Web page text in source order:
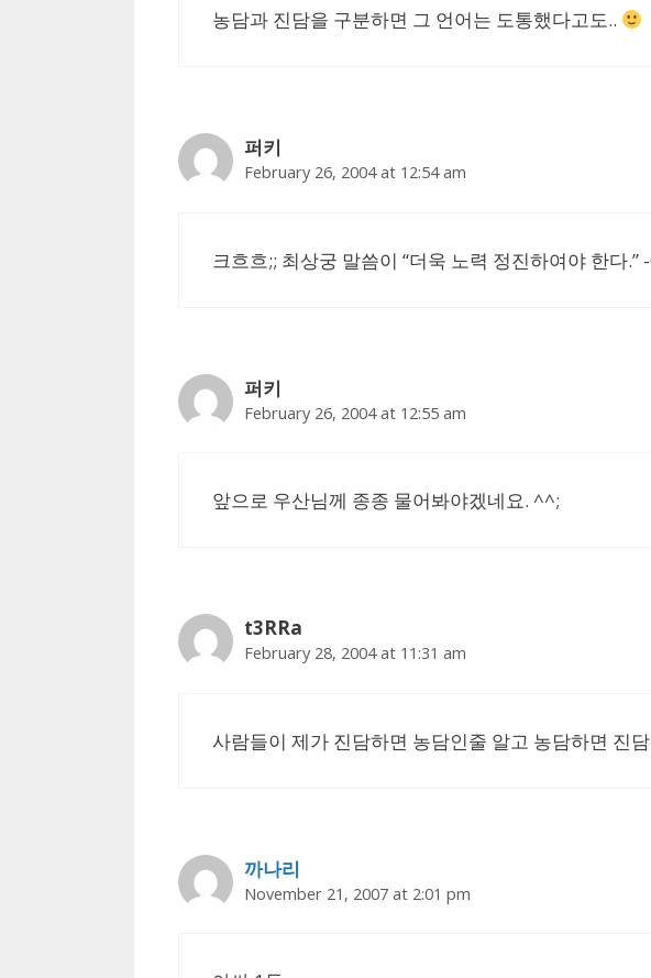
농담과 진담을 구분하면 그 언어는 도통했다고도..
퍼키
February 26, 2004 at 12:54 am
크흐흐;; 최상궁 말씀이 “더욱 노력 정진하여야 한다.”
퍼키
February 26, 2004 at 12:55 am
앞으로 우산님께 종종 물어봐야겠네요. ^^;
t3RRa
February 28, 2004 at 11:31 am
사람들이 제가 진담하면 농담인줄 알고 농담하면 진
까나리
November 21, 2007 at 2:01 pm